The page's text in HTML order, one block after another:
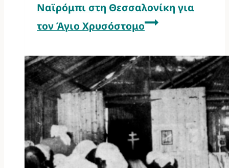
Ναϊρόμπι στη Θεσσαλονίκη για
τον Άγιο Χρυσόστομο